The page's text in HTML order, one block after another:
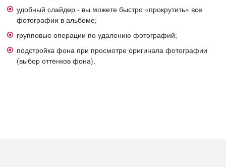
удобный слайдер - вы можете быстро «прокрутить» все
фотографии в альбоме;
групповые операции по удалению фотографий;
подстройка фона при просмотре оригинала фотографии
(выбор оттенков фона).